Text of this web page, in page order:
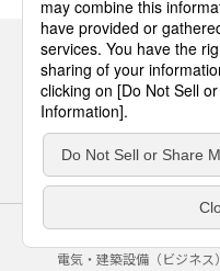
サイトのご利用にあたって
電気・建築設備（ビジネス）